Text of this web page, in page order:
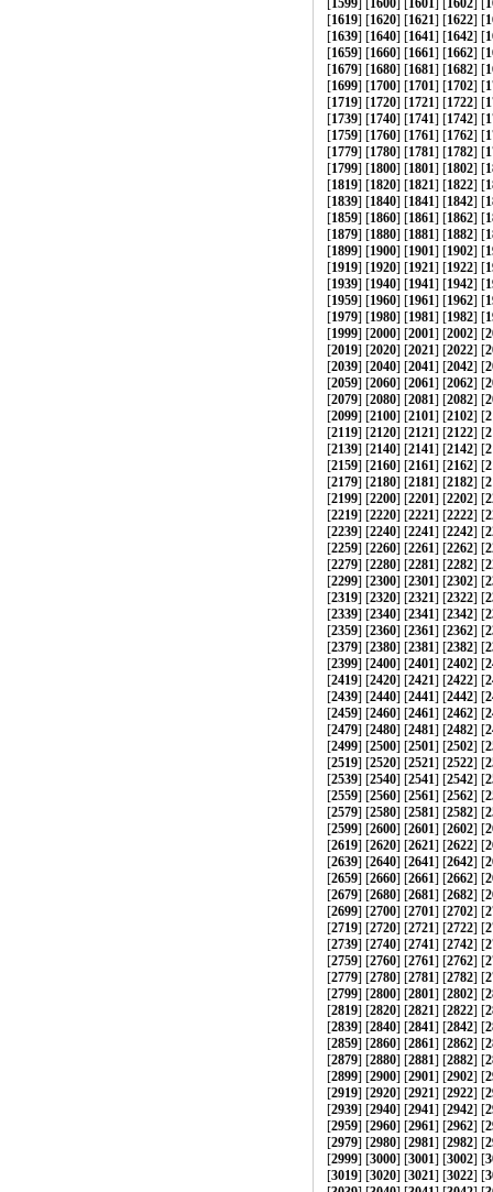
1599] [ 1600] [ 1601] [ 1602] [
[1619] [1620] [1621] [1622] [
[1639] [1640] [1641] [1642] [
[1659] [1660] [1661] [1662] [
[1679] [1680] [1681] [1682] [
[1699] [1700] [1701] [1702] [
[1719] [1720] [1721] [1722] [
[1739] [1740] [1741] [1742] [
[1759] [1760] [1761] [1762] [
[1779] [1780] [1781] [1782] [
[1799] [1800] [1801] [1802] [
[1819] [1820] [1821] [1822] [
[1839] [1840] [1841] [1842] [
[1859] [1860] [1861] [1862] [
[1879] [1880] [1881] [1882] [
[1899] [1900] [1901] [1902] [
[1919] [1920] [1921] [1922] [
[1939] [1940] [1941] [1942] [
[1959] [1960] [1961] [1962] [
[1979] [1980] [1981] [1982] [
[1999] [2000] [2001] [2002] [
[2019] [2020] [2021] [2022] [
[2039] [2040] [2041] [2042] [
[2059] [2060] [2061] [2062] [
[2079] [2080] [2081] [2082] [
[2099] [2100] [2101] [2102] [
[2119] [2120] [2121] [2122] [
[2139] [2140] [2141] [2142] [
[2159] [2160] [2161] [2162] [
[2179] [2180] [2181] [2182] [
[2199] [2200] [2201] [2202] [
[2219] [2220] [2221] [2222] [
[2239] [2240] [2241] [2242] [
[2259] [2260] [2261] [2262] [
[2279] [2280] [2281] [2282] [
[2299] [2300] [2301] [2302] [
[2319] [2320] [2321] [2322] [
[2339] [2340] [2341] [2342] [
[2359] [2360] [2361] [2362] [
[2379] [2380] [2381] [2382] [
[2399] [2400] [2401] [2402] [
[2419] [2420] [2421] [2422] [
[2439] [2440] [2441] [2442] [
[2459] [2460] [2461] [2462] [
[2479] [2480] [2481] [2482] [
[2499] [2500] [2501] [2502] [
[2519] [2520] [2521] [2522] [
[2539] [2540] [2541] [2542] [
[2559] [2560] [2561] [2562] [
[2579] [2580] [2581] [2582] [
[2599] [2600] [2601] [2602] [
[2619] [2620] [2621] [2622] [
[2639] [2640] [2641] [2642] [
[2659] [2660] [2661] [2662] [
[2679] [2680] [2681] [2682] [
[2699] [2700] [2701] [2702] [
[2719] [2720] [2721] [2722] [
[2739] [2740] [2741] [2742] [
[2759] [2760] [2761] [2762] [
[2779] [2780] [2781] [2782] [
[2799] [2800] [2801] [2802] [
[2819] [2820] [2821] [2822] [
[2839] [2840] [2841] [2842] [
[2859] [2860] [2861] [2862] [
[2879] [2880] [2881] [2882] [
[2899] [2900] [2901] [2902] [
[2919] [2920] [2921] [2922] [
[2939] [2940] [2941] [2942] [
[2959] [2960] [2961] [2962] [
[2979] [2980] [2981] [2982] [
[2999] [3000] [3001] [3002] [
[3019] [3020] [3021] [3022] [